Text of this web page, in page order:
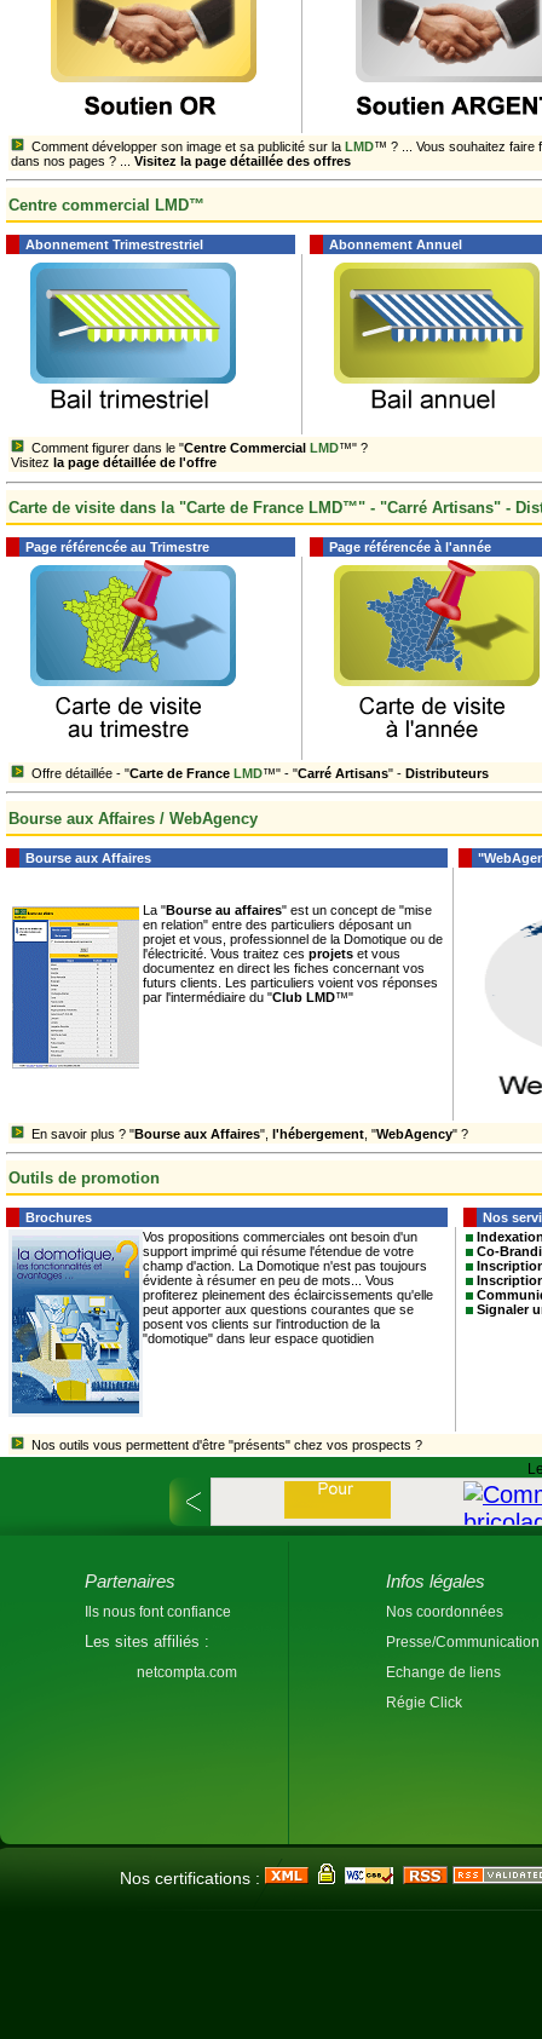
Comment développer son image et sa publicité sur la LMD™ ? ... Vous souhaitez faire
dans nos pages ? ... Visitez la page détaillée des offres
Centre commercial LMD™
Abonnement Trimestrestriel Abonnement Annuel
Comment figurer dans le "Centre Commercial LMD™" ?
Visitez la page détaillée de l'offre
Carte de visite dans la "Carte de France LMD™" - "Carré Artisans" -
Page référencée au Trimestre Page référencée à l'année
Offre détaillée - "Carte de France LMD™" - "Carré Artisans" - Distributeurs
Bourse aux Affaires / WebAgency
Bourse aux Affaires
La "Bourse au affaires" est un concept de "mise
en relation" entre des particuliers déposant un
projet et vous, professionnel de la Domotique ou de
l'électricité. Vous traitez ces projets et vous
documentez en direct les fiches concernant vos
futurs clients. Les particuliers voient vos réponses
par l'intermédiaire du "Club LMD™"
En savoir plus ? "Bourse aux Affaires", l'hébergement , "WebAgency" ?
Outils de promotion
Brochures
Nos
Vos propositions commerciales ont besoin d'un
support imprimé qui résume l'étendue de votre
champ d'action. La Domotique n'est pas toujours
évidente à résumer en peu de mots... Vous
profiterez pleinement des éclaircissements qu'elle
peut apporter aux questions courantes que se
posent vos clients sur l'introduction de la
"domotique" dans leur espace quotidien
Co-
Signaler
Nos outils vous permettent d'être "présents" chez vos prospects ?
Partenaires
Ils nous font confiance
Les sites affiliés :
netcompta.com
Infos légales
Nos coordonnées
Presse/Communication
Echange de liens
Régie Click
Nos certifications :